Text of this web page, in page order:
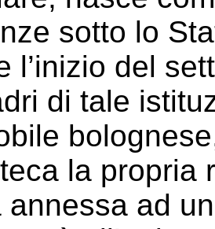
sotto lo
l’inizio del
di tale
la propria
annessa ad